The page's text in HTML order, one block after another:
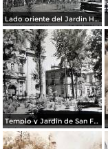
Lado oriente del Jardin Hidalgo. ( Circulada el 12 de Julio de 1957 ).
Templo y Jardin de San Francisco.